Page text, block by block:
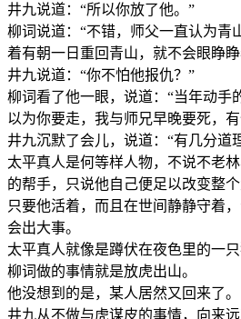
井九说道：“所以你放了他。”
柳词说道：“不错，师父一直认为青
着有朝一日重回青山，就不会眼睁
井九说道：“你不怕他报仇？”
柳词看了他一眼，说道：“当年动手
以为你要走，我与师兄早晚要死，
井九沉默了会儿，说道：“有几分道
太平真人是何等样人物，不说不老
的帮手，只说他自己便足以改变整个
只要他活着，而且在世间静静守着
会出大事。
太平真人就像是蹲伏在夜色里的一只
柳词做的事情就是放虎出山。
他没想到的是，某人居然又回来了。
井九从不做与虎谋皮的事情，向来